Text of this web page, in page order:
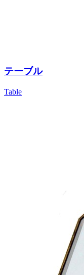
テーブル
Table